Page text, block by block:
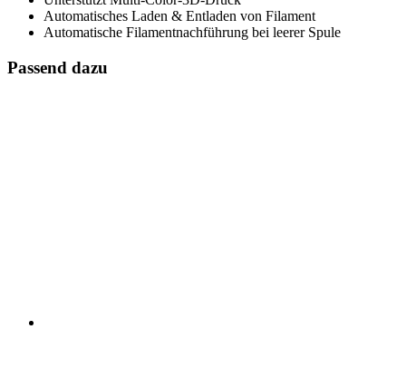
Automatisches Laden & Entladen von Filament
Automatische Filamentnachführung bei leerer Spule
Passend dazu